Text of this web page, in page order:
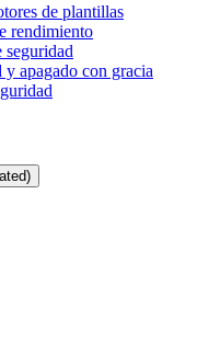
de plantillas
rendimiento
seguridad
y apagado con gracia